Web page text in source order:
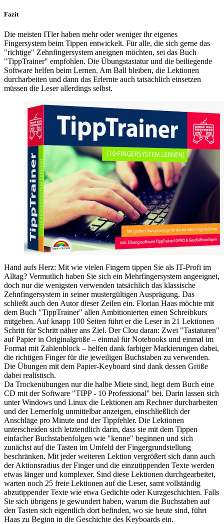
Fazit
Die meisten ITler haben mehr oder weniger ihr eigenes
Fingersystem beim Tippen entwickelt. Für alle, die sich gerne das
"richtige" Zehnfingersystem aneignen möchten, sei das Buch
"TippTrainer" empfohlen. Die Übungstastatur und die beiliegende
Software helfen beim Lernen. Am Ball bleiben, die Lektionen
durcharbeiten und dann das Erlernte auch tatsächlich einsetzen
müssen die Leser allerdings selbst.
Hand aufs Herz: Mit wie vielen Fingern tippen Sie als IT-Profi im
Alltag? Vermutlich haben Sie sich ein Mehrfingersystem angeeignet,
doch nur die wenigsten verwenden tatsächlich das klassische
Zehnfingersystem in seiner mustergültigen Ausprägung. Das
schließt auch den Autor dieser Zeilen ein. Florian Haas möchte mit
dem Buch "TippTrainer" allen Ambitionierten einen Schreibkurs
mitgeben. Auf knapp 100 Seiten führt er die Leser in 21 Lektionen
Schritt für Schritt näher ans Ziel. Der Clou daran: Zwei "Tastaturen"
auf Papier in Originalgröße – einmal für Notebooks und einmal im
Format mit Zahlenblock – helfen dank farbiger Markierungen dabei,
die richtigen Finger für die jeweiligen Buchstaben zu verwenden.
Die Übungen mit dem Papier-Keyboard sind dank dessen Größe
dabei realistisch.
Da Trockenübungen nur die halbe Miete sind, liegt dem Buch eine
CD mit der Software "TIPP - 10 Professional" bei. Darin lassen sich
unter Windows und Linux die Lektionen am Rechner durcharbeiten
und der Lernerfolg unmittelbar anzeigen, einschließlich der
Anschläge pro Minute und der Tippfehler. Die Lektionen
unterscheiden sich letztendlich darin, dass sie mit dem Tippen
einfacher Buchstabenfolgen wie "kenne" beginnen und sich
zunächst auf die Tasten im Umfeld der Fingergrundstellung
beschränken. Mit jeder weiteren Lektion vergrößert sich dann auch
der Aktionsradius der Finger und die einzutippenden Texte werden
etwas länger und komplexer. Sind diese Lektionen durchgearbeitet,
warten noch 25 freie Lektionen auf die Leser, samt vollständig
abzutippender Texte wie etwa Gedichte oder Kurzgeschichten. Falls
Sie sich übrigens je gewundert haben, warum die Buchstaben auf
den Tasten sich eigentlich dort befinden, wo sie heute sind, führt
Haas zu Beginn in die Geschichte des Keyboards ein.